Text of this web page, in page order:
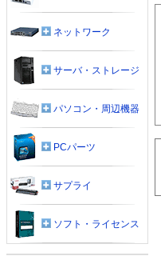
ネットワーク
サーバ・ストレージ
パソコン・周辺機器
PCパーツ
サプライ
ソフト・ライセンス